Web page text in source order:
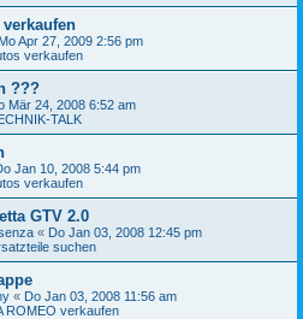
Mo Apr 27, 2009 2:56 pm
verkaufen
???
Mär 24, 2008 6:52 am
TALK
Jan 10, 2008 5:44 pm
verkaufen
GTV 2.0
« Do Jan 03, 2008 12:45 pm
suchen
« Do Jan 03, 2008 11:56 am
ROMEO verkaufen